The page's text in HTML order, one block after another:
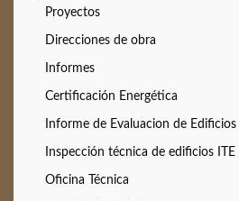
Proyectos
Direcciones de obra
Informes
Certificación Energética
Informe de Evaluacion de Edificios
Inspección técnica de edificios ITE
Oficina Técnica